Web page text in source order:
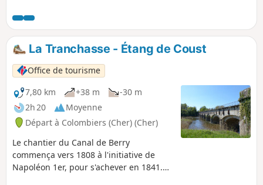
comblera par sa faune et sa flore. De longs chemins au
cœur de la forêt et la partie Ouest de l'étang de Pirot
clôturera cette randonnée.
La Tranchasse - Étang de Coust
Office de tourisme
7,80 km
+38 m
-30 m
2h 20
Moyenne
Départ à Colombiers (Cher) (Cher)
Le chantier du Canal de Berry
commença vers 1808 à l'initiative de
Napoléon 1er, pour s'achever en 1841.